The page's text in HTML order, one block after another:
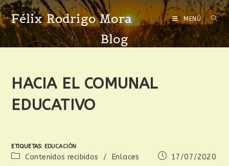
Félix Rodrigo Mora MENÚ
Blog
HACIA EL COMUNAL
EDUCATIVO
ETIQUETAS: EDUCACIÓN
Contenidos recibidos / Enlaces 17/07/2020